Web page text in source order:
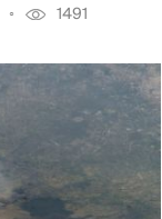
1491